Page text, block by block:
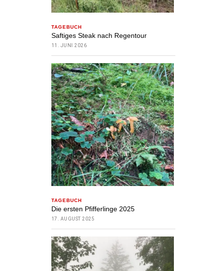
TAGEBUCH
Saftiges Steak nach Regentour
11. JUNI 2026
TAGEBUCH
Die ersten Pfifferlinge 2025
17. AUGUST 2025